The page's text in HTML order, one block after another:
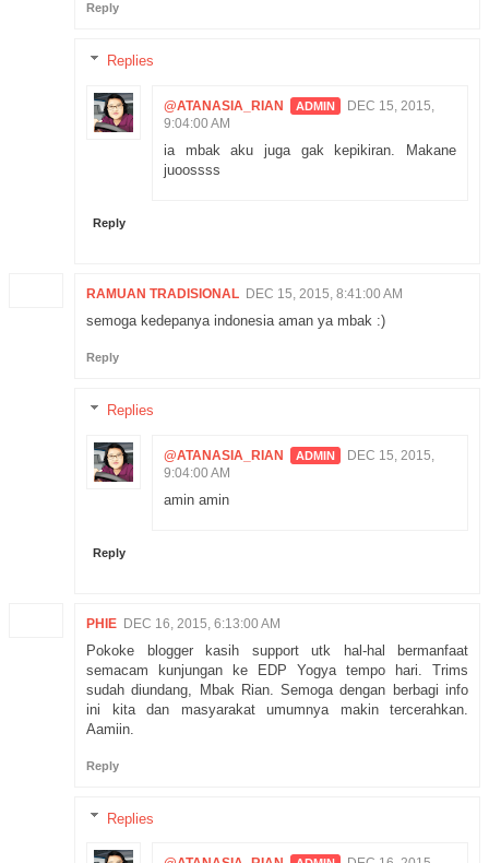
Reply
Replies
@ATANASIA_RIAN
DEC 15, 2015,
9:04:00 AM
ia mbak aku juga gak kepikiran. Makane
juoossss
Reply
RAMUAN TRADISIONAL DEC 15, 2015, 8:41:00 AM
semoga kedepanya indonesia aman ya mbak :)
Reply
Replies
@ATANASIA_RIAN
DEC 15, 2015,
9:04:00 AM
amin amin
Reply
PHIE DEC 16, 2015, 6:13:00 AM
Pokoke blogger kasih support utk hal-hal bermanfaat
semacam kunjungan ke EDP Yogya tempo hari. Trims
sudah diundang, Mbak Rian. Semoga dengan berbagi info
ini kita dan masyarakat umumnya makin tercerahkan.
Aamiin.
Reply
Replies